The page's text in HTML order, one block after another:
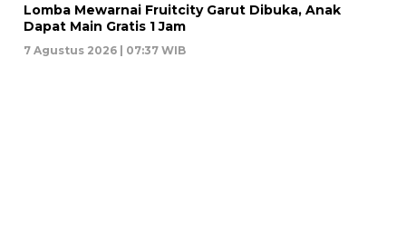
Lomba Mewarnai Fruitcity Garut Dibuka, Anak
Dapat Main Gratis 1 Jam
7 Agustus 2026 | 07:37 WIB